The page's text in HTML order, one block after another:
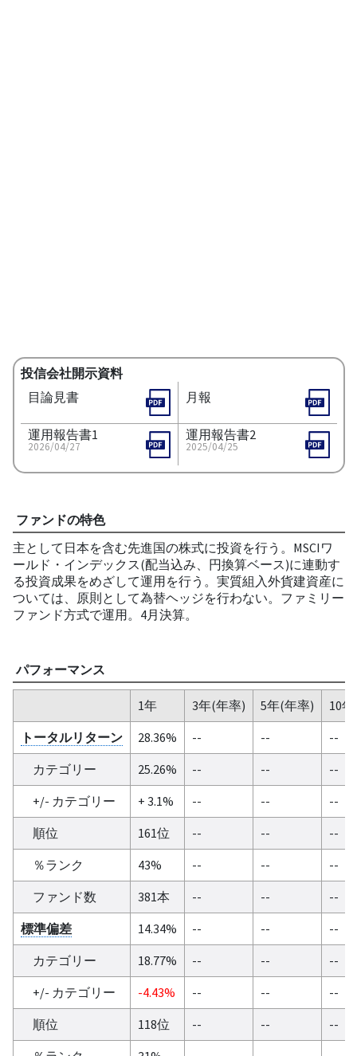
投信会社開示資料
目論見書
月報
運用報告書1
2026/04/27
運用報告書2
2025/04/25
ファンドの特色
主として日本を含む先進国の株式に投資を行う。MSCIワ
ールド・インデックス(配当込み、円換算ベース)に連動す
る投資成果をめざして運用を行う。実質組入外貨建資産に
ついては、原則として為替ヘッジを行わない。ファミリー
ファンド方式で運用。4月決算。
パフォーマンス
1年 3年(年率) 5年(年率)
10
トータルリターン
28.36% -- --
--
カテゴリー
25.26% -- --
--
+/- カテゴリー
+ 3.1% -- --
--
順位
161位 -- --
--
％ランク
43% -- --
--
ファンド数
381本 -- --
--
標準偏差
14.34% -- --
--
カテゴリー
18.77% -- --
--
+/- カテゴリー
-4.43% -- --
--
順位
118位 -- --
--